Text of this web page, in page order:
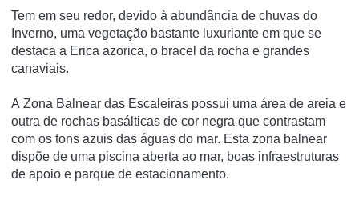
Tem em seu redor, devido à abundância de chuvas do
Inverno, uma vegetação bastante luxuriante em que se
destaca a Erica azorica, o bracel da rocha e grandes
canaviais.
A Zona Balnear das Escaleiras possui uma área de areia e
outra de rochas basálticas de cor negra que contrastam
com os tons azuis das águas do mar. Esta zona balnear
dispõe de uma piscina aberta ao mar, boas infraestruturas
de apoio e parque de estacionamento.